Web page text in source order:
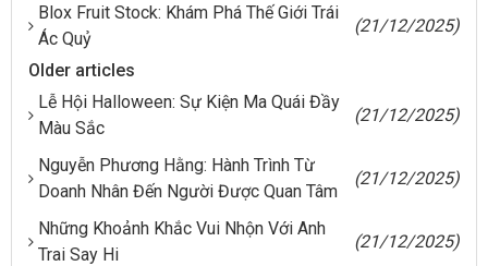
Blox Fruit Stock: Khám Phá Thế Giới Trái
Ác Quỷ
(21/12/2025)
Older articles
Lễ Hội Halloween: Sự Kiện Ma Quái Đầy
Màu Sắc
(21/12/2025)
Nguyễn Phương Hằng: Hành Trình Từ
Doanh Nhân Đến Người Được Quan Tâm
(21/12/2025)
Những Khoảnh Khắc Vui Nhộn Với Anh
Trai Say Hi
(21/12/2025)